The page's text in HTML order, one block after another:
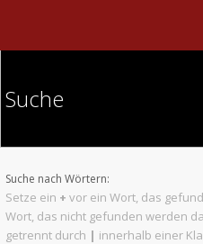
Suche
Suche nach Wörtern:
Setze ein + vor ein Wort, das
Wort, das nicht gefunden werden
getrennt durch | innerhalb einer